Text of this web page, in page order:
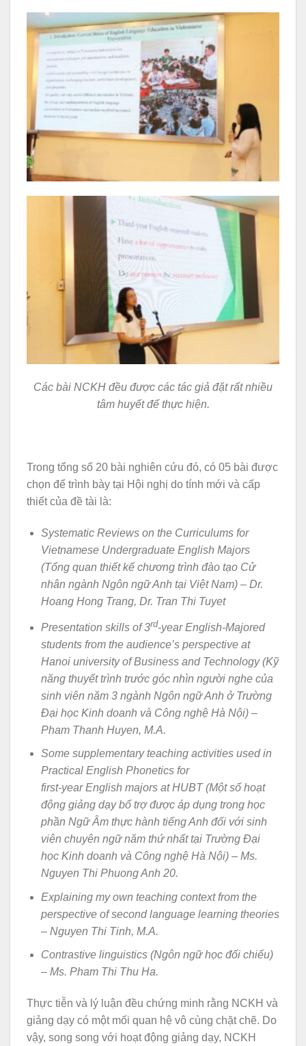
Các bài NCKH đều được các tác giả đặt rất nhiều
tâm huyết để thực hiện.
Trong tổng số 20 bài nghiên cứu đó, có 05 bài được
chọn để trình bày tại Hội nghị do tính mới và cấp
thiết của đề tài là:
Systematic Reviews on the Curriculums for
Vietnamese Undergraduate English Majors
(Tổng quan thiết kế chương trình đào tạo Cử
nhân ngành Ngôn ngữ Anh tại Việt Nam) – Dr.
Hoang Hong Trang, Dr. Tran Thi Tuyet
Presentation skills of 3rd-year English-Majored
students from the audience’s perspective at
Hanoi university of Business and Technology (Kỹ
năng thuyết trình trước góc nhìn người nghe của
sinh viên năm 3 ngành Ngôn ngữ Anh ở Trường
Đại học Kinh doanh và Công nghệ Hà Nội) –
Pham Thanh Huyen, M.A.
Some supplementary teaching activities used in
Practical English Phonetics for
first-year English majors at HUBT (Một số hoạt
động giảng dạy bổ trợ được áp dụng trong học
phần Ngữ Âm thực hành tiếng Anh đối với sinh
viên chuyên ngữ năm thứ nhất tại Trường Đại
học Kinh doanh và Công nghệ Hà Nội) – Ms.
Nguyen Thi Phuong Anh 20.
Explaining my own teaching context from the
perspective of second language learning theories
– Nguyen Thi Tinh, M.A.
Contrastive linguistics (Ngôn ngữ học đối chiếu)
– Ms. Pham Thi Thu Ha.
Thực tiễn và lý luận đều chứng minh rằng NCKH và
giảng dạy có một mối quan hệ vô cùng chặt chẽ. Do
vậy, song song với hoạt động giảng dạy, NCKH